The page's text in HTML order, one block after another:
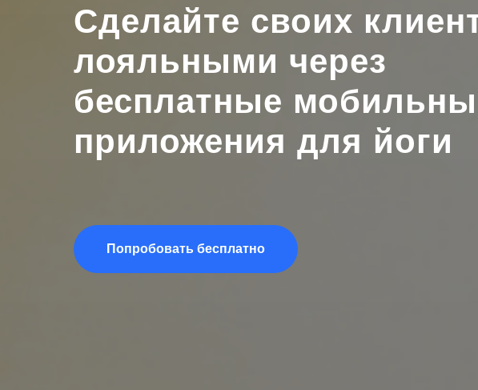
Сделайте своих
лояльными через
бесплатные
приложения для йоги
Попробовать бесплатно